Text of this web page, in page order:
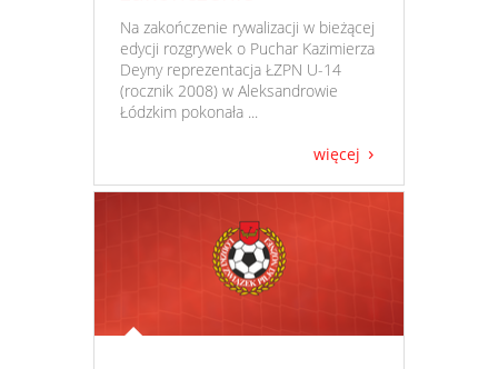
​ Na zakończenie rywalizacji w bieżącej
edycji rozgrywek o Puchar Kazimierza
Deyny reprezentacja ŁZPN U-14
(rocznik 2008) w Aleksandrowie
Łódzkim pokonała ...
więcej